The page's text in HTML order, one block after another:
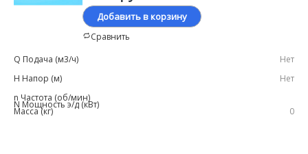
Добавить в корзину
Сравнить
Нет
Нет
0